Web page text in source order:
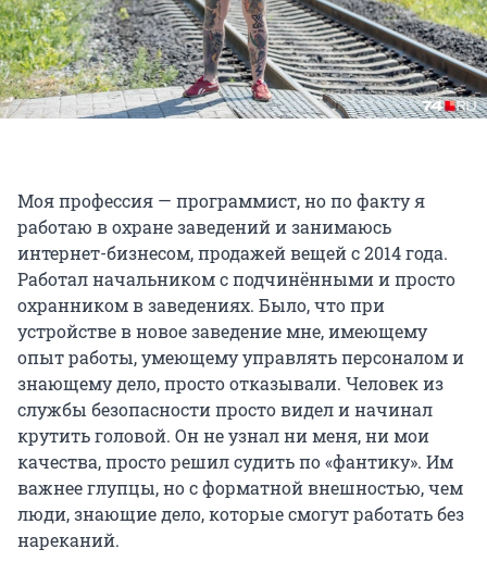
Моя профессия — программист, но по факту я
работаю в охране заведений и занимаюсь
интернет-бизнесом, продажей вещей с 2014 года.
Работал начальником с подчинёнными и просто
охранником в заведениях. Было, что при
устройстве в новое заведение мне, имеющему
опыт работы, умеющему управлять персоналом и
знающему дело, просто отказывали. Человек из
службы безопасности просто видел и начинал
крутить головой. Он не узнал ни меня, ни мои
качества, просто решил судить по «фантику». Им
важнее глупцы, но с форматной внешностью, чем
люди, знающие дело, которые смогут работать без
нареканий.